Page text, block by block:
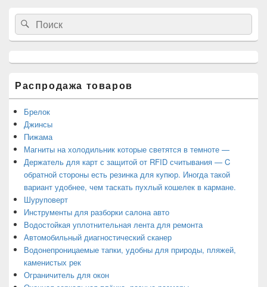
Область
основной
боковой
панели
Search
for:
Search
Распродажа товаров
Брелок
Джинсы
Пижама
Магниты на холодильник которые светятся в темноте —
Держатель для карт с защитой от RFID считывания — C
обратной стороны есть резинка для купюр. Иногда такой
вариант удобнее, чем таскать пухлый кошелек в кармане.
Шуруповерт
Инструменты для разборки салона авто
Водостойкая уплотнительная лента для ремонта
Автомобильный диагностический сканер
Водонепроницаемые тапки, удобны для природы, пляжей,
каменистых рек
Ограничитель для окон